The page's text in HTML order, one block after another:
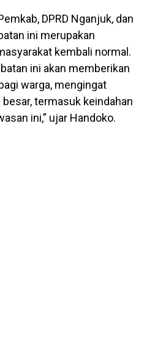
DPRD Nganjuk, dan
ini merupakan
kembali normal.
ini akan memberikan
warga, mengingat
termasuk keindahan
ini,” ujar Handoko.